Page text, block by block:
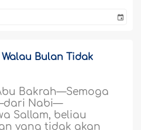
Bulan Tidak
Bakrah—Semoga
Nabi—
Sallam, beliau
yang tidak akan